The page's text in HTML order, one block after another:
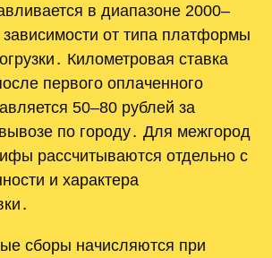
в диапазоне 2000–
от типа платформы
Километровая ставка
первого оплаченного
50–80 рублей за
по городу․ Для межгород
рассчитываются отдельно с
и характера
сборы начисляются при